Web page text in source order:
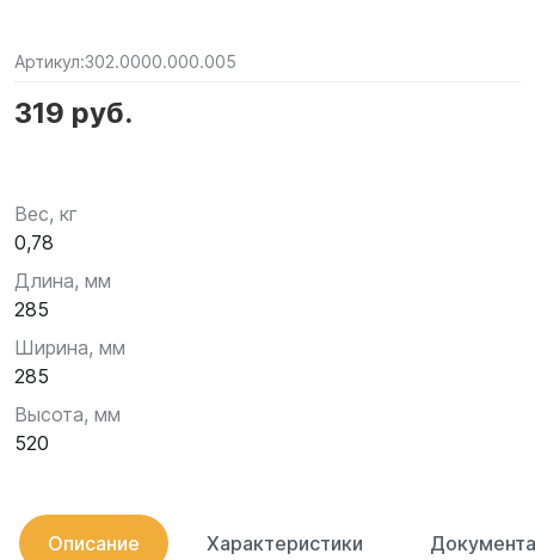
Артикул:302.0000.000.005
319 руб.
Вес, кг
0,78
Длина, мм
285
Ширина, мм
285
Высота, мм
520
Описание Характеристики